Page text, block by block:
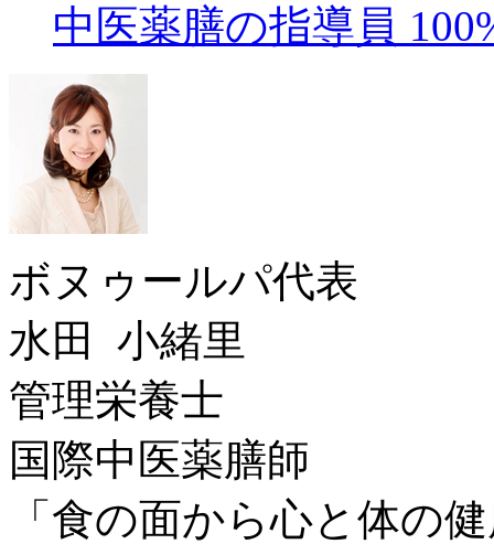
中医薬膳の指導員
ボヌゥールパ代表
水田 小緒里
管理栄養士
国際中医薬膳師
「食の面から心と体の